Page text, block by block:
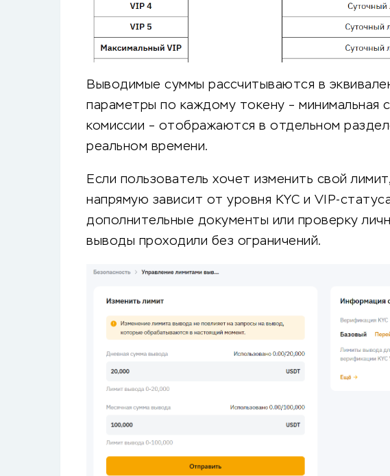
Выводимые суммы рассчитываются в
параметры по каждому токену – минимальная
комиссии – отображаются в отдельном
реальном времени.
Если пользователь хочет изменить свой
напрямую зависит от уровня KYC и VIP-
дополнительные документы или проверку
выводы проходили без ограничений.